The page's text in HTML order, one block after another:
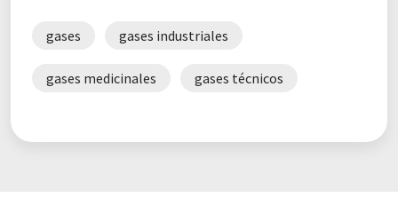
gases gases industriales
gases medicinales gases técnicos